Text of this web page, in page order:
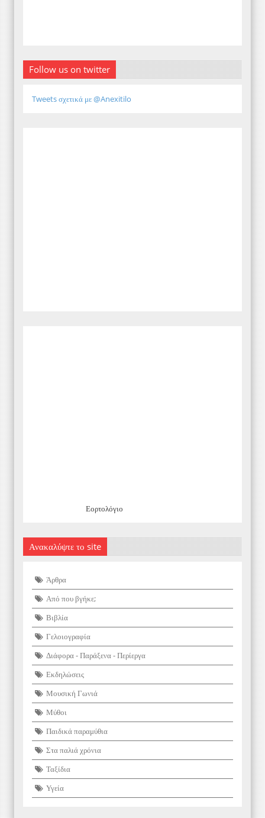
Follow us on twitter
Tweets σχετικά με @Anexitilo
Εορτολόγιο
Ανακαλύψτε το site
Άρθρα
Από που βγήκε;
Βιβλία
Γελοιογραφία
Διάφορα - Παράξενα - Περίεργα
Εκδηλώσεις
Μουσική Γωνιά
Μύθοι
Παιδικά παραμύθια
Στα παλιά χρόνια
Ταξίδια
Υγεία